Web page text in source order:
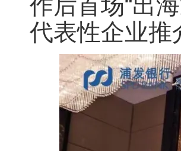
代表性企业推